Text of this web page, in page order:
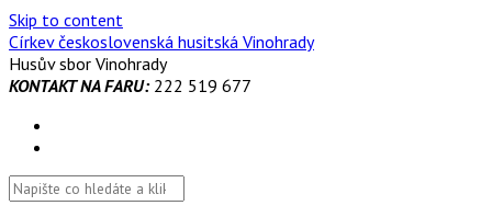
Skip to content
Církev československá husitská Vinohrady
Husův sbor Vinohrady
KONTAKT NA FARU:222 519 677